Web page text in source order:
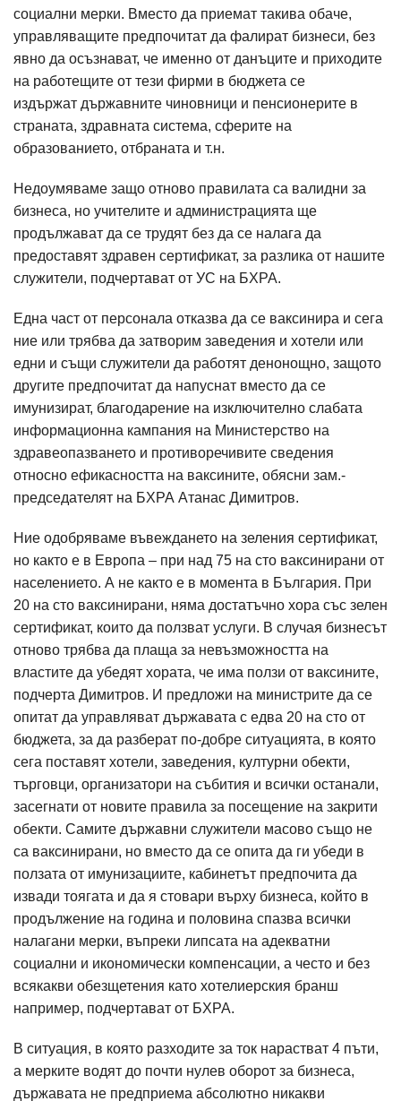
социални мерки. Вместо да приемат такива обаче,
управляващите предпочитат да фалират бизнеси, без
явно да осъзнават, че именно от данъците и приходите
на работещите от тези фирми в бюджета се
издържат държавните чиновници и пенсионерите в
страната, здравната система, сферите на
образованието, отбраната и т.н.
Недоумяваме защо отново правилата са валидни за
бизнеса, но учителите и администрацията ще
продължават да се трудят без да се налага да
предоставят здравен сертификат, за разлика от нашите
служители, подчертават от УС на БХРА.
Една част от персонала отказва да се ваксинира и сега
ние или трябва да затворим заведения и хотели или
едни и същи служители да работят денонощно, защото
другите предпочитат да напуснат вместо да се
имунизират, благодарение на изключително слабата
информационна кампания на Министерство на
здравеопазването и противоречивите сведения
относно ефикасността на ваксините, обясни зам.-
председателят на БХРА Атанас Димитров.
Ние одобряваме въвеждането на зеления сертификат,
но както е в Европа – при над 75 на сто ваксинирани от
населението. А не както е в момента в България. При
20 на сто ваксинирани, няма достатъчно хора със зелен
сертификат, които да ползват услуги. В случая бизнесът
отново трябва да плаща за невъзможността на
властите да убедят хората, че има ползи от ваксините,
подчерта Димитров. И предложи на министрите да се
опитат да управляват държавата с едва 20 на сто от
бюджета, за да разберат по-добре ситуацията, в която
сега поставят хотели, заведения, културни обекти,
търговци, организатори на събития и всички останали,
засегнати от новите правила за посещение на закрити
обекти. Самите държавни служители масово също не
са ваксинирани, но вместо да се опита да ги убеди в
ползата от имунизациите, кабинетът предпочита да
извади тоягата и да я стовари върху бизнеса, който в
продължение на година и половина спазва всички
налагани мерки, въпреки липсата на адекватни
социални и икономически компенсации, а често и без
всякакви обезщетения като хотелиерския бранш
например, подчертават от БХРА.
В ситуация, в която разходите за ток нарастват 4 пъти,
а мерките водят до почти нулев оборот за бизнеса,
държавата не предприема абсолютно никакви